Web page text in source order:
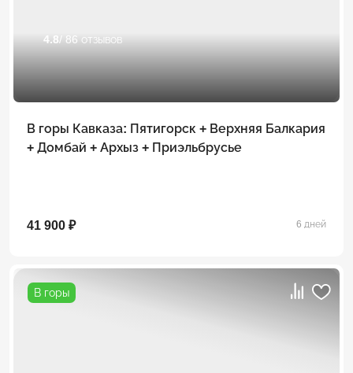
4.8/ 86 отзывов
В горы Кавказа: Пятигорск + Верхняя Балкария
+ Домбай + Архыз + Приэльбрусье
41 900 ₽ 6 дней
В горы